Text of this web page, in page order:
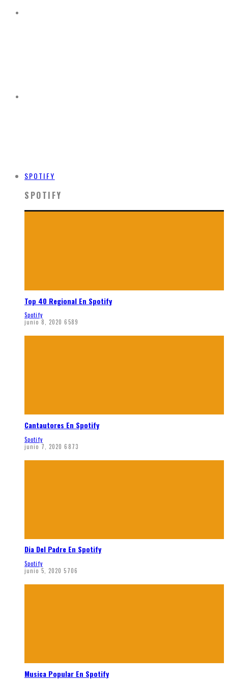
SPOTIFY
SPOTIFY
Top 40 Regional En Spotify
Spotify
junio 8, 2020 6589
Cantautores En Spotify
Spotify
junio 7, 2020 6873
Dia Del Padre En Spotify
Spotify
junio 5, 2020 5706
Musica Popular En Spotify